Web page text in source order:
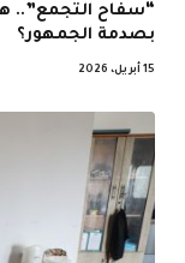
“سفاح التجمع”..
بصدمة الجمهور؟
15 أبريل، 2026